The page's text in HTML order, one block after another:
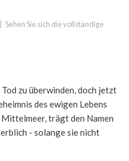
Sehen Sie sich die vollständige
zu überwinden, doch jetzt
des ewigen Lebens
trägt den Namen
- solange sie nicht